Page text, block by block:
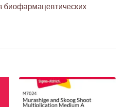
биофармацевтических